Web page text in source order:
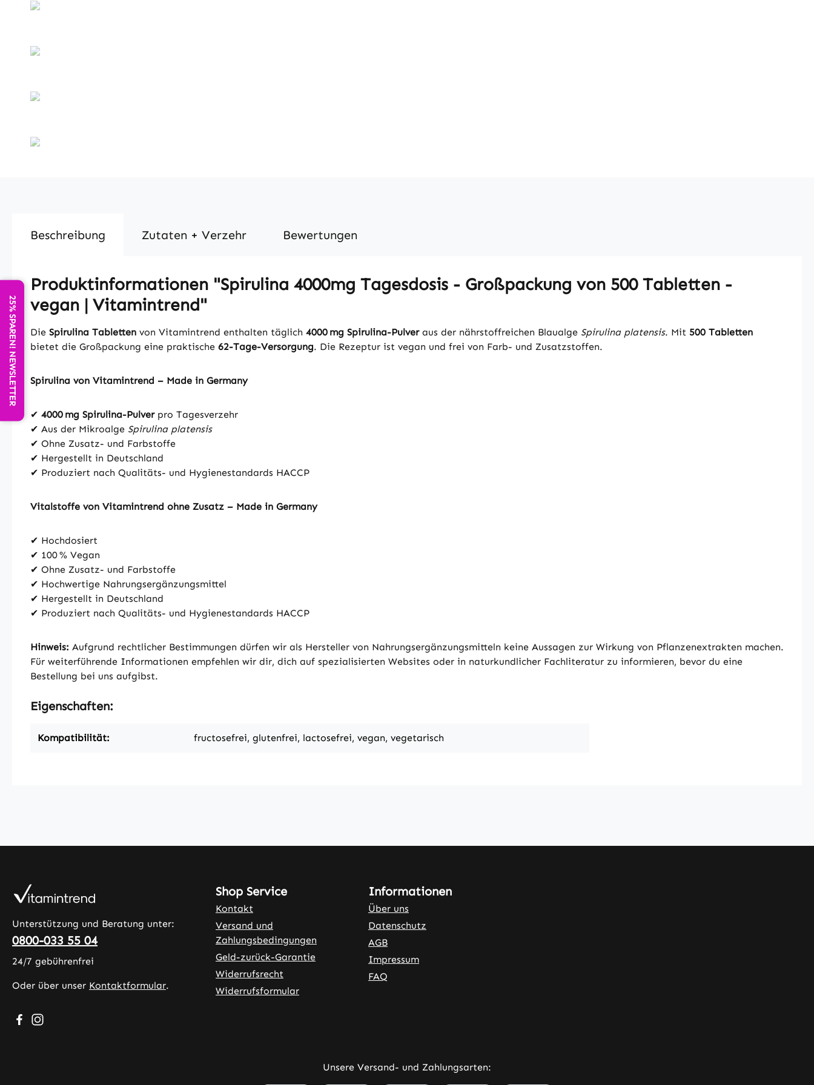
25% SPAREN! NEWSLETTER
Beschreibung Zutaten + Verzehr Bewertungen
Produktinformationen "Spirulina 4000mg Tagesdosis - Großpackung von 500 Tabletten -
vegan | Vitamintrend"
Die Spirulina Tabletten von Vitamintrend enthalten täglich 4000 mg Spirulina-Pulveraus der nährstoffreichen Blaualge Spirulina platensis. Mit 500 Tabletten
bietet die Großpackung eine praktische 62-Tage-Versorgung. Die Rezeptur ist vegan und frei von Farb- und Zusatzstoffen.
Spirulina von Vitamintrend – Made in Germany
✔ 4000 mg Spirulina-Pulverpro Tagesverzehr
✔ Aus der Mikroalge Spirulina platensis
✔ Ohne Zusatz- und Farbstoffe
✔ Hergestellt in Deutschland
✔ Produziert nach Qualitäts- und Hygienestandards HACCP
Vitalstoffe von Vitamintrend ohne Zusatz – Made in Germany
✔ Hochdosiert
✔ 100 % Vegan
✔ Ohne Zusatz- und Farbstoffe
✔ Hochwertige Nahrungsergänzungsmittel
✔ Hergestellt in Deutschland
✔ Produziert nach Qualitäts- und Hygienestandards HACCP
Hinweis: Aufgrund rechtlicher Bestimmungen dürfen wir als Hersteller von Nahrungsergänzungsmitteln keine Aussagen zur Wirkung von Pflanzenextrakten machen.
Für weiterführende Informationen empfehlen wir dir, dich auf spezialisierten Websites oder in naturkundlicher Fachliteratur zu informieren, bevor du eine
Bestellung bei uns aufgibst.
Eigenschaften:
Kompatibilität: fructosefrei, glutenfrei, lactosefrei, vegan, vegetarisch
Unterstützung und Beratung unter:
0800-033 55 04
24/7 gebührenfrei
Oder über unser Kontaktformular.
Besuche uns auf Facebook – öffnet in neuem Tab (externer Link)
Schau auf Instagram vorbei – öffnet in neuem Tab (externer Link)
Shop Service
Kontakt
Versand und
Zahlungsbedingungen
Geld-zurück-Garantie
Widerrufsrecht
Widerrufsformular
Informationen
Über uns
Datenschutz
AGB
Impressum
FAQ
Unsere Versand- und Zahlungsarten: